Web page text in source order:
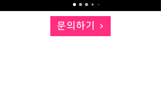
문의하기